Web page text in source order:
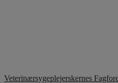
Veterinærsygeplejerskernes